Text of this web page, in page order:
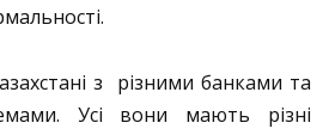
з різними банками та
Усі вони мають різні